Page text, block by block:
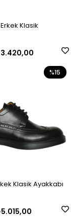
Klasik
Klasik Ayakkabı
%15